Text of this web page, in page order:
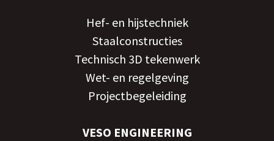
Hef- en hijstechniek
Staalconstructies
Technisch 3D tekenwerk
Wet- en regelgeving
Projectbegeleiding
VESO ENGINEERING